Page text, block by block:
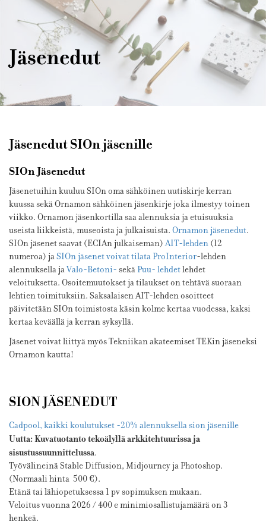
Sisustusarkkitehdit
SIO
Jäsenedut
Jäsenedut SIOn jäsenille
SIOn Jäsenedut
Jäsenetuihin kuuluu SIOn oma sähköinen uutiskirje kerran
kuussa sekä Ornamon sähköinen jäsenkirje joka ilmestyy toinen
viikko. Ornamon jäsenkortilla saa alennuksia ja etuisuuksia
useista liikkeistä, museoista ja julkaisuista. Ornamon jäsenedut.
SIOn jäsenet saavat (ECIAn julkaiseman)AIT-lehden (12
numeroa) jaSIOn jäsenet voivat tilata ProInterior-lehden
alennuksella jaValo-Betoni- sekä Puu- lehdetlehdet
veloituksetta. Osoitemuutokset ja tilaukset on tehtävä suoraan
lehtien toimituksiin. Saksalaisen AIT-lehden osoitteet
päivitetään SIOn toimistosta käsin kolme kertaa vuodessa, kaksi
kertaa keväällä ja kerran syksyllä.
Jäsenet voivat liittyä myös Tekniikan akateemiset TEKin jäseneksi
Ornamon kautta!
SION JÄSENEDUT
Cadpool, kaikki koulutukset -20% alennuksella sion jäsenille
Uutta: Kuvatuotanto tekoälyllä arkkitehtuurissa ja
sisustussuunnittelussa.
Työvälineinä Stable Diffusion, Midjourney ja Photoshop.
(Normaali hinta 500 €).
Etänä tai lähiopetuksessa 1 pv sopimuksen mukaan.
Veloitus vuonna 2026 / 400 e minimiosallistujamäärä on 3
henkeä.